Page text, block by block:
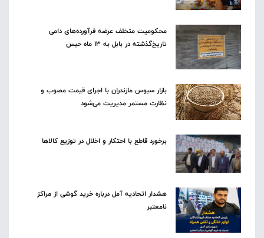
محکومیت متخلف عرضه فرآورده‌های دامی
تاریخ‌گذشته در بابل به ۱۳ ماه حبس
بازار سبوس مازندران با اجرای قیمت مصوب و
نظارت مستمر مدیریت می‌شود
برخورد قاطع با احتکار و اخلال در توزیع کالاها
هشدار اتحادیه آمل درباره خرید گوشی از مراکز
نامعتبر